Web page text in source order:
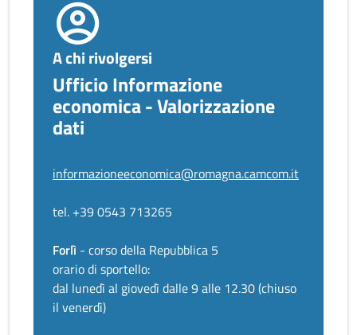
A chi rivolgersi
Ufficio Informazione
economica - Valorizzazione
dati
informazioneeconomica@romagna.camcom.it
tel. +39 0543 713265
Forlì - corso della Repubblica 5
orario di sportello:
dal lunedì al giovedì dalle 9 alle 12.30 (chiuso
il venerdì)